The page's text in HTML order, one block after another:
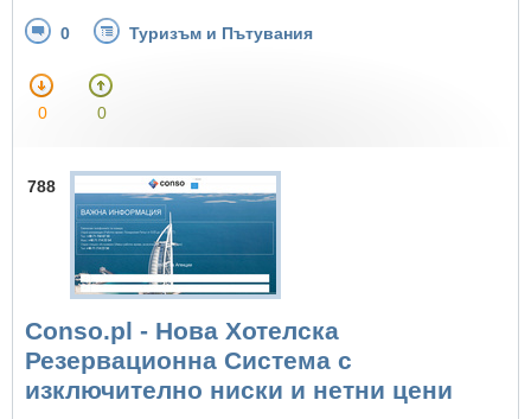
0 Туризъм и Пътувания
0 0
788
Conso.pl - Нова Хотелска
Резервационна Система с
изключително ниски и нетни цени